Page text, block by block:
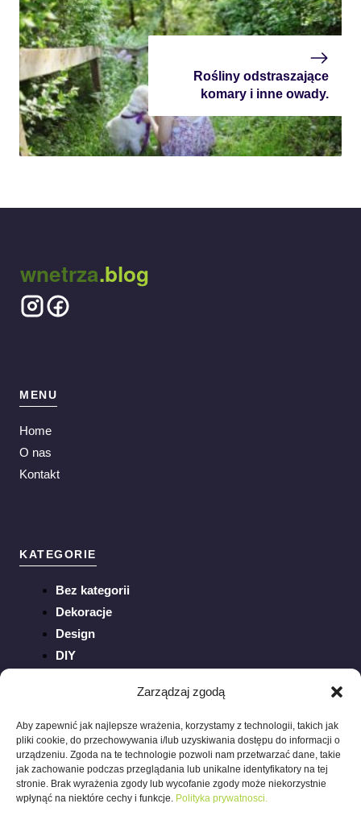
Zarządzaj zgodą
Aby zapewnić jak najlepsze wrażenia, korzystamy z technologii, takich jak
pliki cookie, do przechowywania i/lub uzyskiwania dostępu do informacji o
urządzeniu. Zgoda na te technologie pozwoli nam przetwarzać dane, takie
jak zachowanie podczas przeglądania lub unikalne identyfikatory na tej
stronie. Brak wyrażenia zgody lub wycofanie zgody może niekorzystnie
wpłynąć na niektóre cechy i funkcje. Polityka prywatnosci.
Rośliny odstraszające
komary i inne owady.
wnetrza.blog
MENU
Home
O nas
Kontakt
KATEGORIE
Bez kategorii
Dekoracje
Design
DIY
Porady
Sztuka
Trendy
Wnętrza